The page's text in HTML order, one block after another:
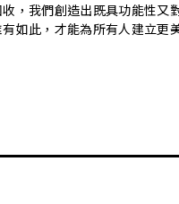
，我們創造出既具功能性又
如此，才能為所有人建立更